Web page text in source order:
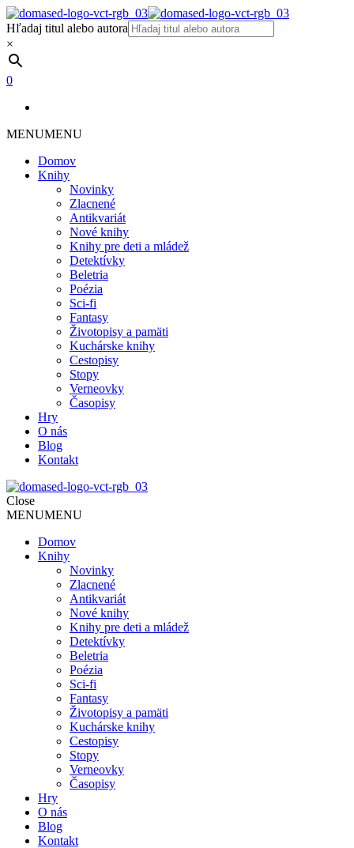
Hľadaj titul alebo autora
×
0
MENUMENU
Domov
Knihy
Novinky
Zlacnené
Antikvariát
Nové knihy
Knihy pre deti a mládež
Detektívky
Beletria
Poézia
Sci-fi
Fantasy
Životopisy a pamäti
Kuchárske knihy
Cestopisy
Stopy
Verneovky
Časopisy
Hry
O nás
Blog
Kontakt
Close
MENUMENU
Domov
Knihy
Novinky
Zlacnené
Antikvariát
Nové knihy
Knihy pre deti a mládež
Detektívky
Beletria
Poézia
Sci-fi
Fantasy
Životopisy a pamäti
Kuchárske knihy
Cestopisy
Stopy
Verneovky
Časopisy
Hry
O nás
Blog
Kontakt